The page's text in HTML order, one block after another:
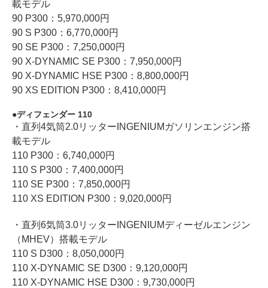
載モデル
90 P300：5,970,000円
90 S P300：6,770,000円
90 SE P300：7,250,000円
90 X-DYNAMIC SE P300：7,950,000円
90 X-DYNAMIC HSE P300：8,800,000円
90 XS EDITION P300：8,410,000円
ディフェンダー 110
・直列4気筒2.0リッターINGENIUMガソリンエンジン搭
載モデル
110 P300：6,740,000円
110 S P300：7,400,000円
110 SE P300：7,850,000円
110 XS EDITION P300：9,020,000円
・直列6気筒3.0リッターINGENIUMディーゼルエンジン
（MHEV）搭載モデル
110 S D300：8,050,000円
110 X-DYNAMIC SE D300：9,120,000円
110 X-DYNAMIC HSE D300：9,730,000円